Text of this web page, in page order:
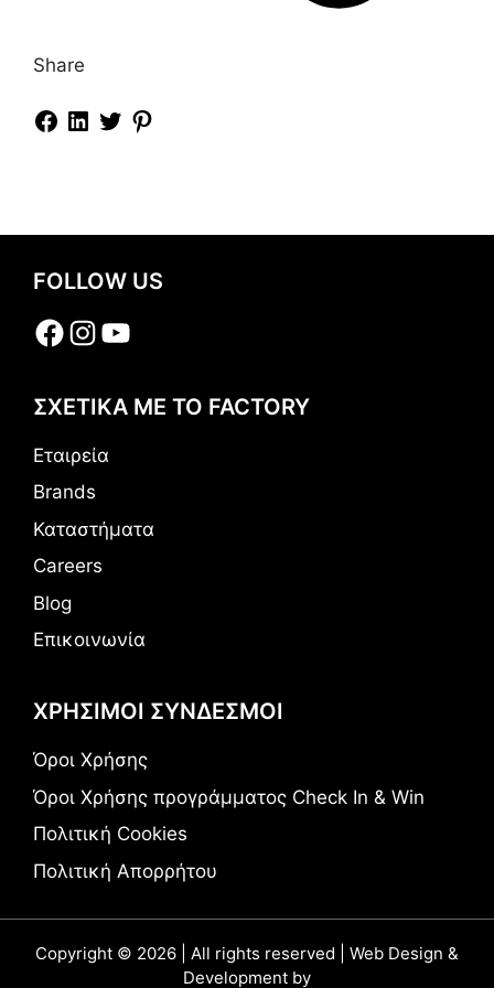
Share
FOLLOW US
Facebook
Instagram
YouTube
ΣΧΕΤΙΚΑ ΜΕ ΤΟ FACTORY
Εταιρεία
Brands
Καταστήματα
Careers
Blog
Επικοινωνία
ΧΡΗΣΙΜΟΙ ΣΥΝΔΕΣΜΟΙ
Όροι Χρήσης
Όροι Χρήσης προγράμματος Check In & Win
Πολιτική Cookies
Πολιτική Απορρήτου
Copyright © 2026 | All rights reserved | Web Design &
Development by